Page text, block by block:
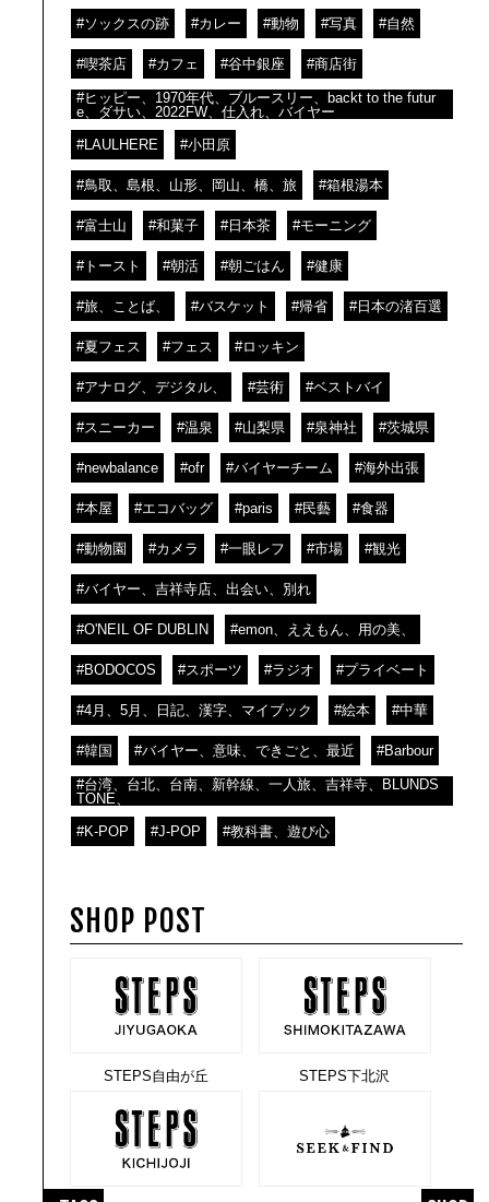
#ソックスの跡 #カレー #動物 #写真 #自然
#喫茶店 #カフェ #谷中銀座 #商店街
#ヒッピー、1970年代、ブルースリー、backt to the futur
e、ダサい、2022FW、仕入れ、バイヤー
#LAULHERE #小田原
#鳥取、島根、山形、岡山、橋、旅 #箱根湯本
#富士山 #和菓子 #日本茶 #モーニング
#トースト #朝活 #朝ごはん #健康
#旅、ことば、 #バスケット #帰省 #日本の渚百選
#夏フェス #フェス #ロッキン
#アナログ、デジタル、 #芸術 #ベストバイ
#スニーカー #温泉 #山梨県 #泉神社 #茨城県
#newbalance #ofr #バイヤーチーム #海外出張
#本屋 #エコバッグ #paris #民藝 #食器
#動物園 #カメラ #一眼レフ #市場 #観光
#バイヤー、吉祥寺店、出会い、別れ
#O'NEIL OF DUBLIN #emon、ええもん、用の美、
#BODOCOS #スポーツ #ラジオ #プライベート
#4月、5月、日記、漢字、マイブック #絵本 #中華
#韓国 #バイヤー、意味、できごと、最近 #Barbour
#台湾、台北、台南、新幹線、一人旅、吉祥寺、BLUNDS
TONE、
#K-POP #J-POP #教科書、遊び心
SHOP POST
STEPS自由が丘 STEPS下北沢